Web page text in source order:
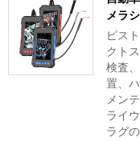
メラ
ピス
クト
検査
置、
メン
ライ
ラグ